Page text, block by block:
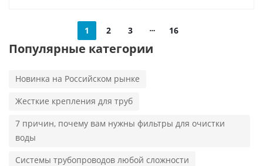
1 2 3 16
Популярные категории
Новинка на Российском рынке
Жесткие крепления для труб
7 причин, почему вам нужны фильтры для очистки
воды
Системы трубопроводов любой сложности